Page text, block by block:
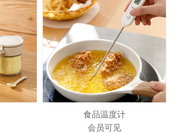
食品温度计
会员可见